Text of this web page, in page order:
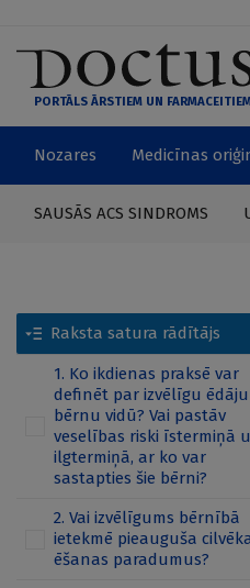
PORTĀLS ĀRSTIEM UN
Nozares Medicīnas
SAUSĀS ACS SINDROMS
Raksta satura rādītājs
1. Ko ikdienas praksē var
definēt par izvēlīgu ēdāju
bērnu vidū? Vai pastāv
veselības riski īstermiņā
ilgtermiņā, ar ko var
sastapties šie bērni?
2. Vai izvēlīgums bērnībā
ietekmē pieauguša
ēšanas paradumus?